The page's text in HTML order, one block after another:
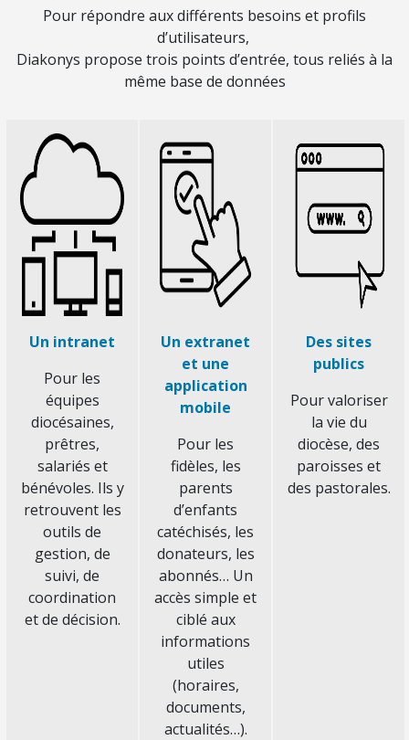
Pour répondre aux différents besoins et profils
d’utilisateurs,
Diakonys propose trois points d’entrée, tous reliés à la
même base de données
Un intranet
Pour les
équipes
diocésaines,
prêtres,
salariés et
bénévoles. Ils y
retrouvent les
outils de
gestion, de
suivi, de
coordination
et de décision.
Un extranet
et une
application
mobile
Pour les
fidèles, les
parents
d’enfants
catéchisés, les
donateurs, les
abonnés… Un
accès simple et
ciblé aux
informations
utiles
(horaires,
documents,
actualités…).
Des sites
publics
Pour valoriser
la vie du
diocèse, des
paroisses et
des pastorales.